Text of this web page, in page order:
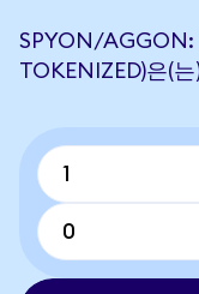
SPYON/AGGON:
TOKENIZED)은(